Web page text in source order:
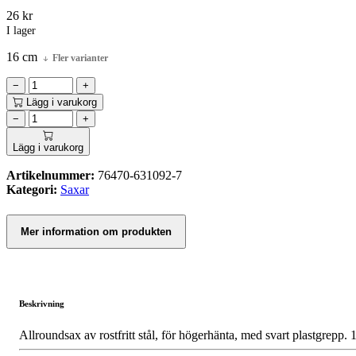
26 kr
I lager
16 cm Fler varianter
−
+
Lägg i varukorg
−
+
Lägg i varukorg
Artikelnummer: 76470-631092-7
Kategori: Saxar
Mer information om produkten
Beskrivning
Allroundsax av rostfritt stål, för högerhänta, med svart plastgrepp.